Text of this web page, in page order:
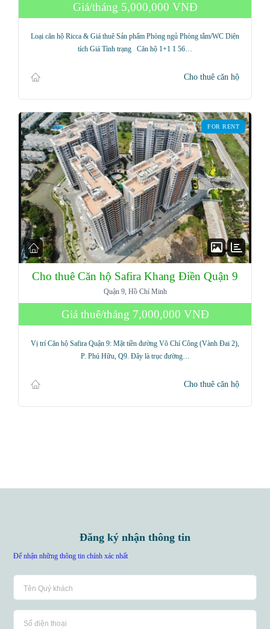
Giá/tháng 5,000,000 VNĐ
Loại căn hộ Ricca & Giá thuê Sản phẩm Phòng ngủ Phòng tắm/WC Diện
tích Giá Tình trạng Căn hộ 1+1 1 56…
Cho thuê căn hộ
FOR RENT
Cho thuê Căn hộ Safira Khang Điền Quận 9
Quận 9, Hồ Chí Minh
Giá thuê/tháng 7,000,000 VNĐ
Vị trí Căn hộ Safira Quận 9: Mặt tiền đường Võ Chí Công (Vành Đai 2),
P. Phú Hữu, Q9. Đây là trục đường…
Cho thuê căn hộ
Đăng ký nhận thông tin
Để nhận những thông tin chính xác nhất